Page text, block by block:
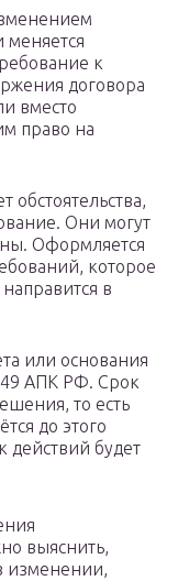
меняется
к
договора
вместо
право на
обстоятельства,
Они могут
Оформляется
которое
в
или основания
49 АПК РФ. Срок
то есть
до этого
действий будет
выяснить,
изменении,